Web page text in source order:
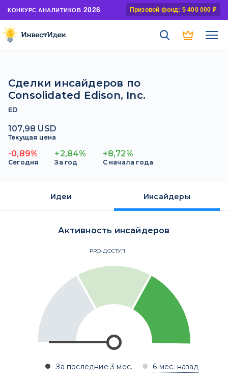
КОНКУРС АНАЛИТИКОВ 2026 Призовой фонд: 5 400 000 ₽
Сделки инсайдеров по
Consolidated Edison, Inc.
ED
107,98 USD
Текущая цена
-0,89%
Сегодня
+2,84%
За год
+8,72%
С начала года
Идеи Инсайдеры
Активность инсайдеров
PRO-ДОСТУП
За последние 3 мес. 6 мес. назад